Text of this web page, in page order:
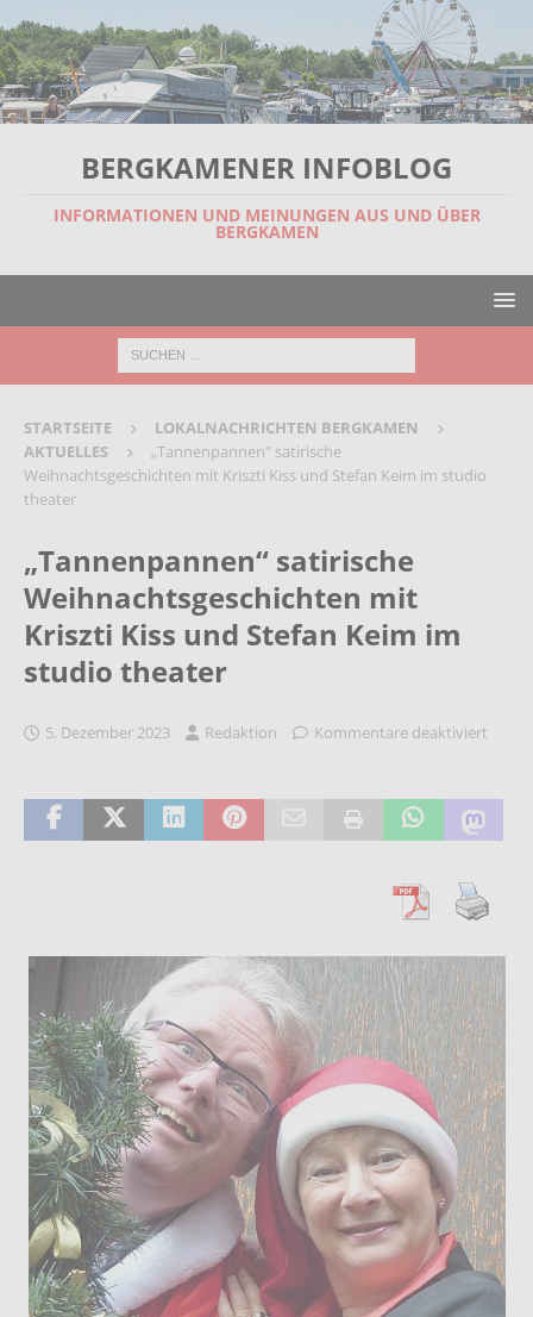
BERGKAMENER INFOBLOG
INFORMATIONEN UND MEINUNGEN AUS UND ÜBER
BERGKAMEN
STARTSEITE
LOKALNACHRICHTEN BERGKAMEN
AKTUELLES
„Tannenpannen“ satirische
Weihnachtsgeschichten mit Kriszti Kiss und Stefan Keim im studio
theater
„Tannenpannen“ satirische
Weihnachtsgeschichten mit
Kriszti Kiss und Stefan Keim im
studio theater
5. Dezember 2023 Redaktion Kommentare deaktiviert